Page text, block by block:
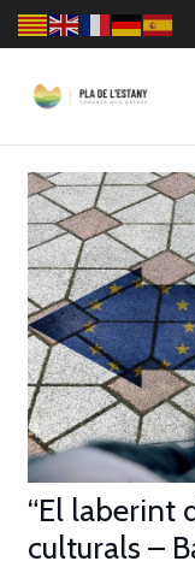
“El laberint
culturals –